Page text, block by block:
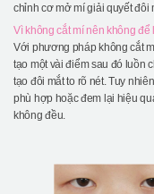
chỉnh cơ mở mí giải quyết đôi
Vì không cắt mí nên không
Với phương pháp không cắt
tạo một vài điểm sau đó luồn
tạo đôi mắt to rõ nét. Tuy
phù hợp hoặc đem lại hiệu
không đều.